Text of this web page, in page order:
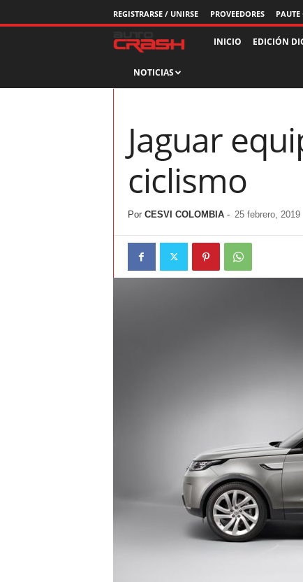
REGISTRARSE / UNIRSE PROVEEDORES
A
s
h
INICIO EDICIÓN
NOTICIAS
Jaguar
ciclismo
Por CESVI COLOMBIA- 25 febrero, 2019